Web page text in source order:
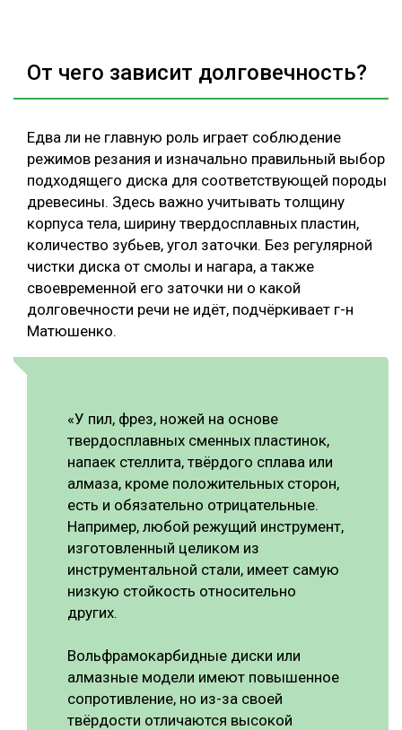
От чего зависит долговечность?
Едва ли не главную роль играет соблюдение
режимов резания и изначально правильный выбор
подходящего диска для соответствующей породы
древесины. Здесь важно учитывать толщину
корпуса тела, ширину твердосплавных пластин,
количество зубьев, угол заточки. Без регулярной
чистки диска от смолы и нагара, а также
своевременной его заточки ни о какой
долговечности речи не идёт, подчёркивает г-н
Матюшенко.
«У пил, фрез, ножей на основе
твердосплавных сменных пластинок,
напаек стеллита, твёрдого сплава или
алмаза, кроме положительных сторон,
есть и обязательно отрицательные.
Например, любой режущий инструмент,
изготовленный целиком из
инструментальной стали, имеет самую
низкую стойкость относительно
других.
Вольфрамокарбидные диски или
алмазные модели имеют повышенное
сопротивление, но из-за своей
твёрдости отличаются высокой